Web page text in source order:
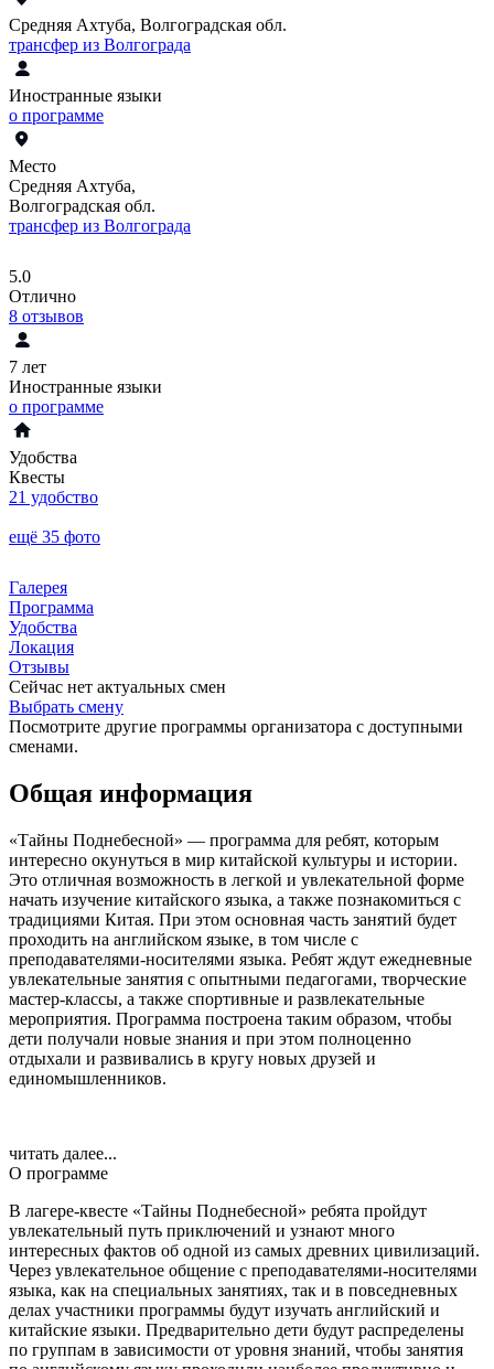
Средняя Ахтуба, Волгоградская обл.
трансфер из Волгограда
Иностранные языки
о программе
Место
Средняя Ахтуба,
Волгоградская обл.
трансфер из Волгограда
5.0
Отлично
8 отзывов
7 лет
Иностранные языки
о программе
Удобства
Квесты
21 удобство
ещё 35 фото
Галерея
Программа
Удобства
Локация
Отзывы
Сейчас нет актуальных смен
Выбрать смену
Посмотрите другие программы организатора с доступными
сменами.
Общая информация
«Тайны Поднебесной» — программа для ребят, которым
интересно окунуться в мир китайской культуры и истории.
Это отличная возможность в легкой и увлекательной форме
начать изучение китайского языка, а также познакомиться с
традициями Китая. При этом основная часть занятий будет
проходить на английском языке, в том числе с
преподавателями-носителями языка. Ребят ждут ежедневные
увлекательные занятия с опытными педагогами, творческие
мастер-классы, а также спортивные и развлекательные
мероприятия. Программа построена таким образом, чтобы
дети получали новые знания и при этом полноценно
отдыхали и развивались в кругу новых друзей и
единомышленников.
читать далее...
О программе
В лагере-квесте «Тайны Поднебесной» ребята пройдут
увлекательный путь приключений и узнают много
интересных фактов об одной из самых древних цивилизаций.
Через увлекательное общение с преподавателями-носителями
языка, как на специальных занятиях, так и в повседневных
делах участники программы будут изучать английский и
китайские языки. Предварительно дети будут распределены
по группам в зависимости от уровня знаний, чтобы занятия